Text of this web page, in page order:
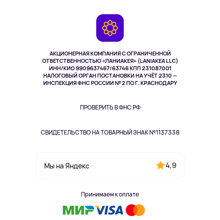
АКЦИОНЕРНАЯ КОМПАНИЯ С ОГРАНИЧЕННОЙ
ОТВЕТСТВЕННОСТЬЮ «ЛАНИАКЕЯ» (LANIAKEA LLC)
ИНН/КИО 9909637467/63746 КПП 231087001
НАЛОГОВЫЙ ОРГАН ПОСТАНОВКИ НА УЧЁТ 2310 —
ИНСПЕКЦИЯ ФНС РОССИИ № 2 ПО Г. КРАСНОДАРУ
ПРОВЕРИТЬ В ФНС РФ
СВИДЕТЕЛЬСТВО НА ТОВАРНЫЙ ЗНАК №1137338
Мы на Яндекс 4,9
Принимаем к оплате
Здоровье питомцев
Одежда и аксессуары